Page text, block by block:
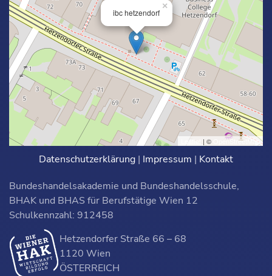
ibc hetzendorf
×
Leaflet | © OpenStreetMap
Datenschutzerklärung | Impressum | Kontakt
Bundeshandelsakademie und Bundeshandelsschule,
BHAK und BHAS für Berufstätige Wien 12
Schulkennzahl: 912458
Hetzendorfer Straße 66 – 68
1120 Wien
ÖSTERREICH